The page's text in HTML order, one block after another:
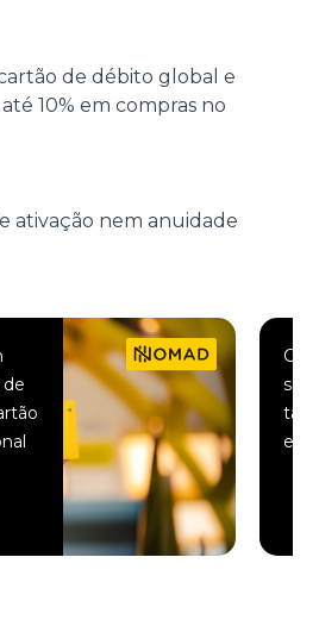
de débito global e
10% em compras no
ativação nem anuidade